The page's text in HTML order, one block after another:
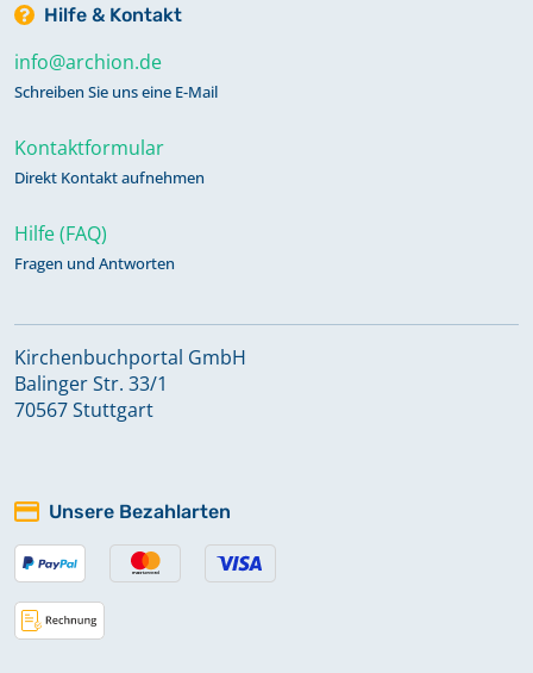
Hilfe & Kontakt
info@archion.de
Schreiben Sie uns eine E-Mail
Kontaktformular
Direkt Kontakt aufnehmen
Hilfe (FAQ)
Fragen und Antworten
Kirchenbuchportal GmbH
Balinger Str. 33/1
70567 Stuttgart
Unsere Bezahlarten